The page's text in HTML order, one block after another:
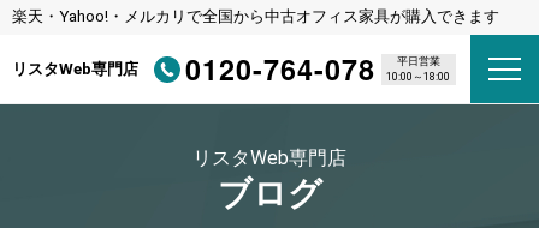
楽天・Yahoo!・メルカリで全国から中古オフィス家具が購入できます
リスタWeb専門店 0120-764-078
平日営業
10:00～18:00
リスタWeb専門店
ブログ